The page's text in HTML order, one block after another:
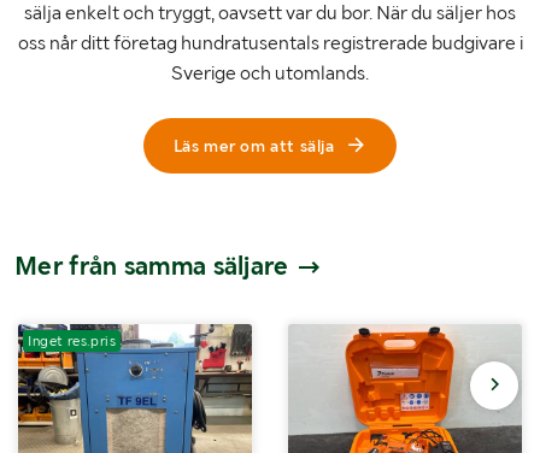
sälja enkelt och tryggt, oavsett var du bor. När du säljer hos
oss når ditt företag hundratusentals registrerade budgivare i
Sverige och utomlands.
Läs mer om att sälja
Mer från samma säljare
Inget res.pris